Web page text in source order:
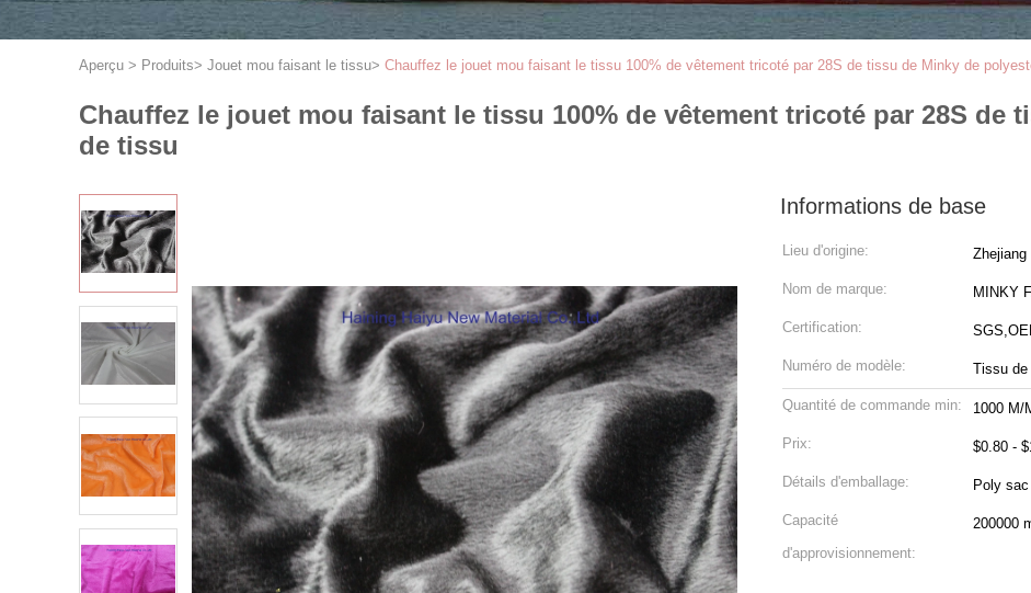
Aperçu > Produits> Jouet mou faisant le tissu> Chauffez le jouet mou faisant le tissu 100% de vêtement tricoté par 28S de tissu de Minky de
Chauffez le jouet mou faisant le tissu 100% de vêtement tricoté par 28S de
de tissu
Informations de base
Lieu d'origine: Zhejiang
Nom de marque: MINKY
Certification:
Numéro de modèle: Tissu
Quantité de commande min: 1000 M/
Prix:
Détails d'emballage: Poly
Capacité
d'approvisionnement:
200000